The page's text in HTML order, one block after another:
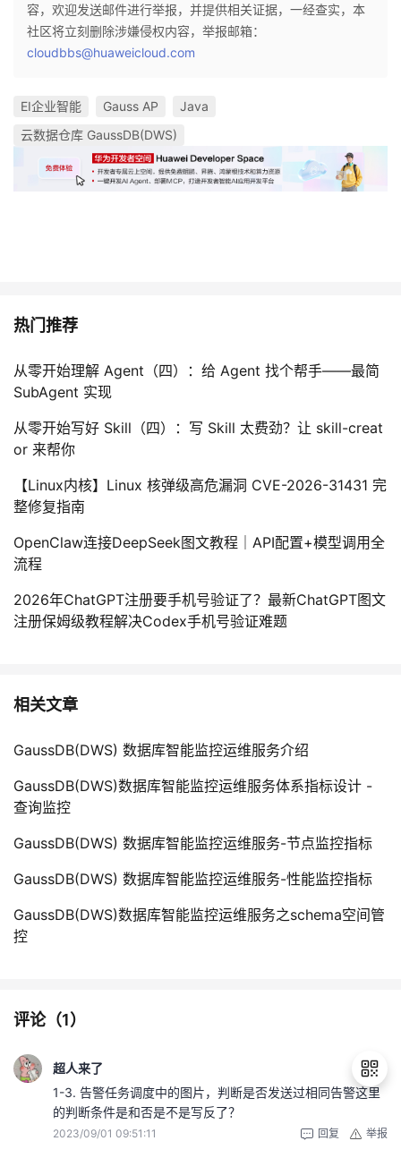
容，欢迎发送邮件进行举报，并提供相关证据，一经查实，本
社区将立刻删除涉嫌侵权内容，举报邮箱：
cloudbbs@huaweicloud.com
EI企业智能 Gauss AP
Java
云数据仓库 GaussDB(DWS)
热门推荐
从零开始理解 Agent（四）：给 Agent 找个帮手——最简
SubAgent 实现
从零开始写好 Skill（四）：写 Skill 太费劲？让 skill-creat
or 来帮你
【Linux内核】Linux 核弹级高危漏洞 CVE-2026-31431 完
整修复指南
OpenClaw连接DeepSeek图文教程｜API配置+模型调用全
流程
2026年ChatGPT注册要手机号验证了？最新ChatGPT图文
注册保姆级教程解决Codex手机号验证难题
相关文章
GaussDB(DWS) 数据库智能监控运维服务介绍
GaussDB(DWS)数据库智能监控运维服务体系指标设计 -
查询监控
GaussDB(DWS) 数据库智能监控运维服务-节点监控指标
GaussDB(DWS) 数据库智能监控运维服务-性能监控指标
GaussDB(DWS)数据库智能监控运维服务之schema空间管
控
评论（1）
超人来了
1-3. 告警任务调度中的图片，判断是否发送过相同告警这里
的判断条件是和否是不是写反了？
2023/09/01 09:51:11 举报
回复